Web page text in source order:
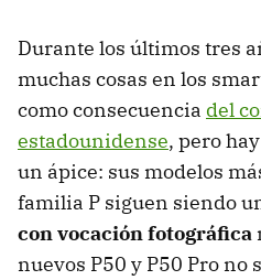
Durante los últimos tres
muchas cosas en los
como consecuencia del
estadounidense, pero
un ápice: sus modelos
familia P siguen siendo
con vocación fotográfica
nuevos P50 y P50 Pro no